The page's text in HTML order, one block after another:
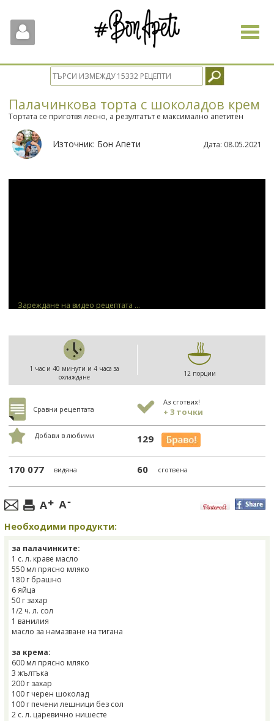
Toggle
Палачинкова торта с шоколадов крем
Тортата се приготвя лесно, а резултатът е максимално апетитен
Източник: Бон Апети Дата: 08.05.2021
Зареждане на видео рецептата ...
1 час и 40 минути и 4 часа за
охлаждане
12 порции
Сравни рецептата
Аз сготвих!
+ 3 точки
Добави в любими 129
170 077 видяна 60 сготвена
Необходими продукти:
за палачинките:
1 с. л. краве масло
550 мл прясно мляко
180 г брашно
6 яйца
50 г захар
1/2 ч. л. сол
1 ванилия
масло за намазване на тигана
за крема:
600 мл прясно мляко
3 жълтъка
200 г захар
100 г черен шоколад
100 г печени лешници без сол
2 с. л. царевично нишесте